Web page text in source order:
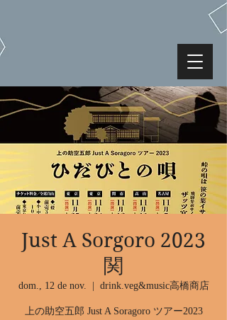
Just A Sorgoro 2023
関
dom., 12 de nov. drink.veg&music高橋商店
上の助空五郎 Just A Soragoro ツアー2023